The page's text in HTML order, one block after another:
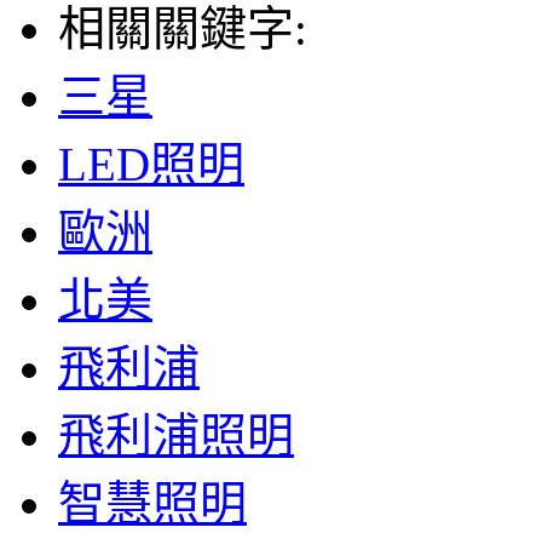
相關關鍵字:
三星
LED照明
歐洲
北美
飛利浦
飛利浦照明
智慧照明